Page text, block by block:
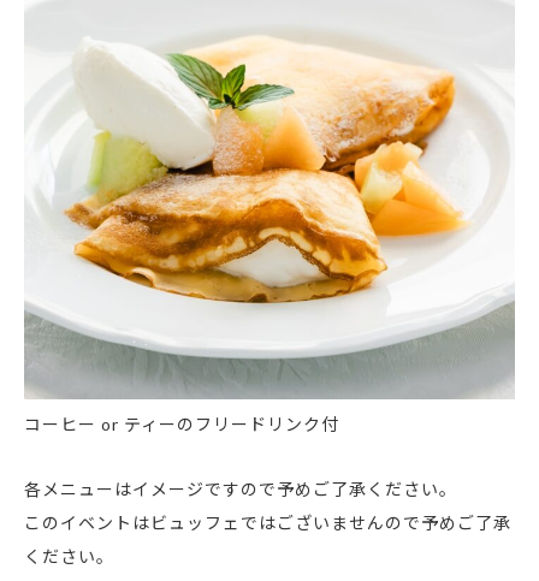
コーヒー or ティーのフリードリンク付
各メニューはイメージですので予めご了承ください。
このイベントはビュッフェではございませんので予めご了承
ください。